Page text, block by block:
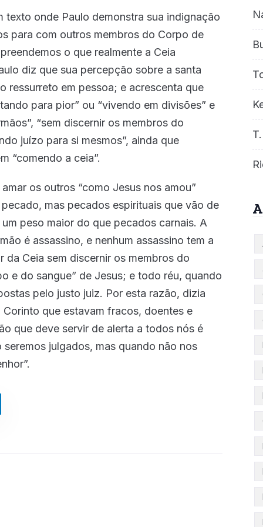
Episode
Description
na vida dos Homens?
do Caráter de Deus Ensinada AtualmenteEpisode
Description
texto onde Paulo demonstra sua indignação
para com outros membros do Corpo de
o que realmente a Ceia
diz que sua percepção sobre a santa
ressurreto em pessoa; e acrescenta que
para pior” ou “vivendo em divisões” e
“sem discernir os membros do
juízo para si mesmos”, ainda que
“comendo a ceia”.
os outros “como Jesus nos amou”
mas pecados espirituais que vão de
peso maior do que pecados carnais. A
é assassino, e nenhum assassino tem a
da Ceia sem discernir os membros do
e do sangue” de Jesus; e todo réu, quando
pelo justo juiz. Por esta razão, dizia
que estavam fracos, doentes e
que deve servir de alerta a todos nós é
julgados, mas quando não nos